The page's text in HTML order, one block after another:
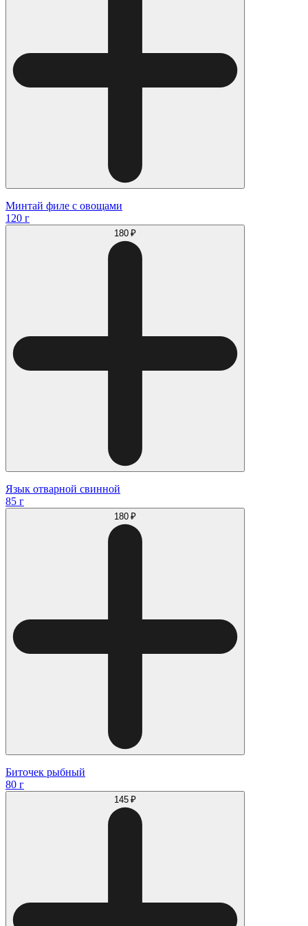
Минтай филе с овощами
120 г
180 ₽
Язык отварной свинной
85 г
180 ₽
Биточек рыбный
80 г
145 ₽